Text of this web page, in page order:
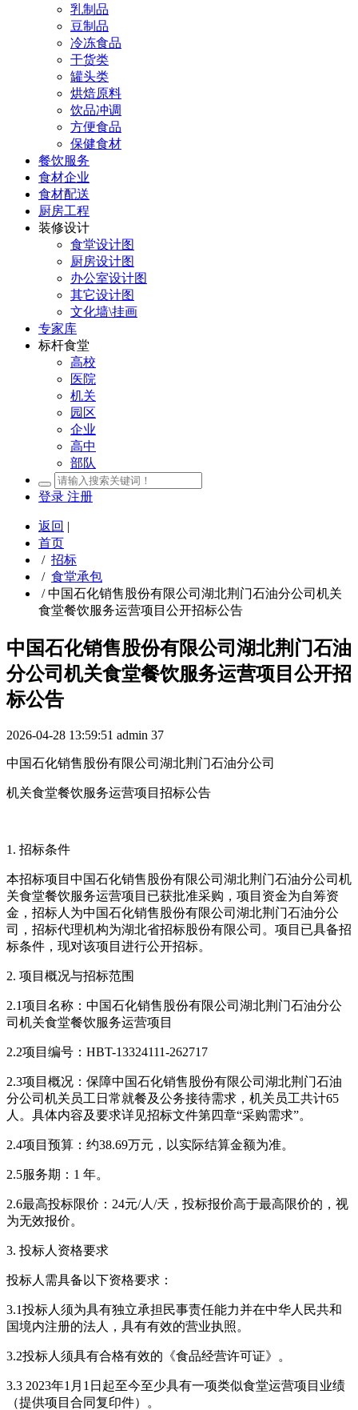
乳制品
豆制品
冷冻食品
干货类
罐头类
烘焙原料
饮品冲调
方便食品
保健食材
餐饮服务
食材企业
食材配送
厨房工程
装修设计
食堂设计图
厨房设计图
办公室设计图
其它设计图
文化墙\挂画
专家库
标杆食堂
高校
医院
机关
园区
企业
高中
部队
登录 注册
返回 |
首页
/ 招标
/ 食堂承包
/中国石化销售股份有限公司湖北荆门石油分公司机关
食堂餐饮服务运营项目公开招标公告
中国石化销售股份有限公司湖北荆门石油
分公司机关食堂餐饮服务运营项目公开招
标公告
2026-04-28 13:59:51 admin 37
中国石化销售股份有限公司湖北荆门石油分公司
机关食堂餐饮服务运营项目招标公告
1. 招标条件
本招标项目中国石化销售股份有限公司湖北荆门石油分公司机
关食堂餐饮服务运营项目已获批准采购，项目资金为自筹资
金，招标人为中国石化销售股份有限公司湖北荆门石油分公
司，招标代理机构为湖北省招标股份有限公司。项目已具备招
标条件，现对该项目进行公开招标。
2. 项目概况与招标范围
2.1项目名称：中国石化销售股份有限公司湖北荆门石油分公
司机关食堂餐饮服务运营项目
2.2项目编号：HBT-13324111-262717
2.3项目概况：保障中国石化销售股份有限公司湖北荆门石油
分公司机关员工日常就餐及公务接待需求，机关员工共计65
人。具体内容及要求详见招标文件第四章“采购需求”。
2.4项目预算：约38.69万元，以实际结算金额为准。
2.5服务期：1 年。
2.6最高投标限价：24元/人/天，投标报价高于最高限价的，视
为无效报价。
3. 投标人资格要求
投标人需具备以下资格要求：
3.1投标人须为具有独立承担民事责任能力并在中华人民共和
国境内注册的法人，具有有效的营业执照。
3.2投标人须具有合格有效的《食品经营许可证》。
3.3 2023年1月1日起至今至少具有一项类似食堂运营项目业绩
（提供项目合同复印件）。